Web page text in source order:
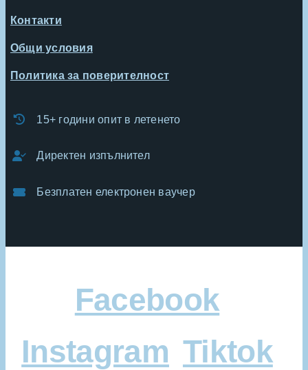
Контакти
Общи условия
Политика за поверителност
15+ години опит в летенето
Директен изпълнител
Безплатен електронен ваучер
Facebook
Instagram Tiktok